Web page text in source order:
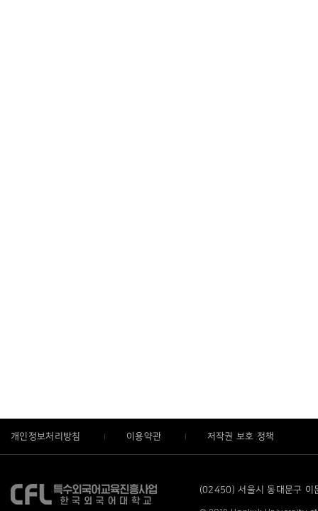
개인정보처리방침 이용약관 저작권 보호 정책
(02450) 서울시 동대문구